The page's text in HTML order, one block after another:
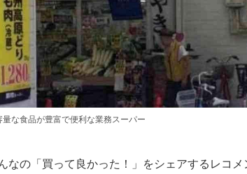
量な食品が豊富で便利な業務スーパー
なの「買って良かった！」をシェアするレコ